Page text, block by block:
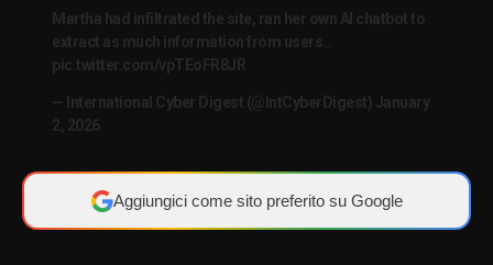
Martha had infiltrated the site, ran her own AI chatbot to
extract as much information from users…
pic.twitter.com/vpTEoFR8JR
— International Cyber Digest (@IntCyberDigest) January
2, 2026
Aggiungici come sito preferito su Google